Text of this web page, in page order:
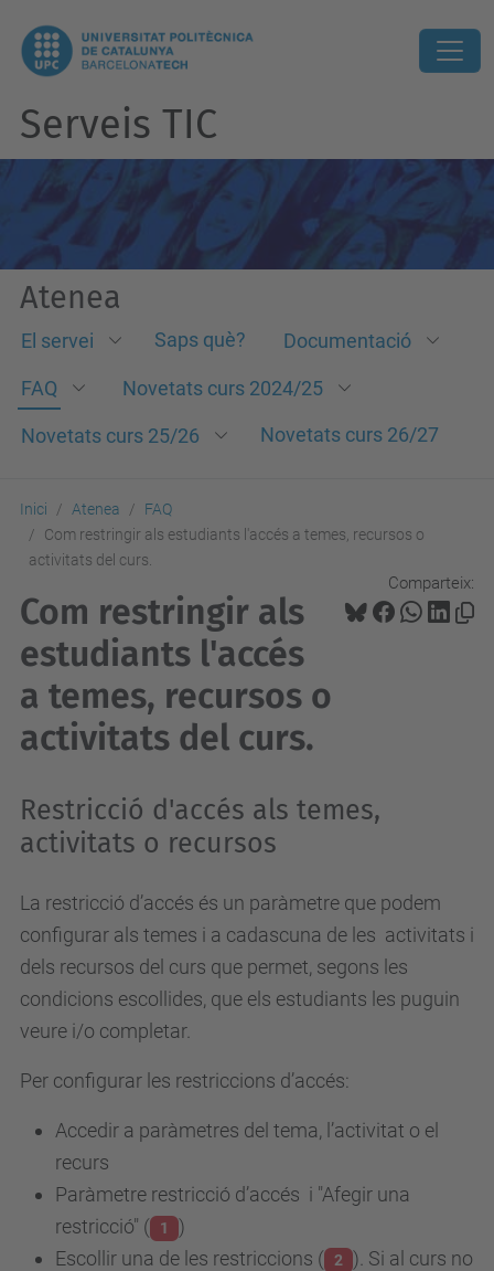
Serveis TIC
Atenea
El servei Saps què? Documentació
FAQ Novetats curs 2024/25
Novetats curs 25/26 Novetats curs 26/27
Inici Atenea
FAQ
Com restringir als estudiants l'accés a temes, recursos o
activitats del curs.
Comparteix:
Com restringir als
estudiants l'accés
a temes, recursos o
activitats del curs.
Restricció d'accés als temes,
activitats o recursos
La restricció d’accés és un paràmetre que podem
configurar als temes i a cadascuna de les activitats i
dels recursos del curs que permet, segons les
condicions escollides, que els estudiants les puguin
veure i/o completar.
Per configurar les restriccions d’accés:
Accedir a paràmetres del tema, l’activitat o el
recurs
Paràmetre restricció d’accés i "Afegir una
restricció" (
1
)
Escollir una de les restriccions (
2 ). Si al curs no